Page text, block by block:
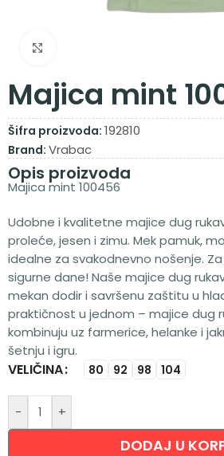
Majica mint
Šifra proizvoda: 192810
Brand: Vrabac
Opis proizvoda
Majica mint 100456
Udobne i kvalitetne majice dug
proleće, jesen i zimu. Mek pamuk,
idealne za svakodnevno nošenje.
sigurne dane! Naše majice dug
mekan dodir i savršenu zaštitu u
praktičnost u jednom – majice dug
kombinuju uz farmerice, helanke i
šetnju i igru.
VELIČINA 80 92 98 104
- +
DODAJ U
Alternative: